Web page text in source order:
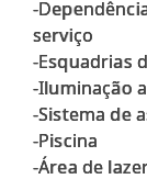
-
serviço
-Esquadrias
-Iluminação
-Sistema de
-Piscina
-Área de